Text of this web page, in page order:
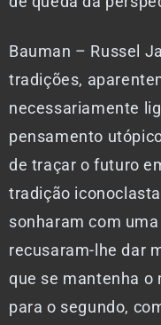
Bauman – Russel
tradições,
necessariamente
pensamento
de traçar o futuro
tradição
sonharam com
recusaram-lhe dar
que se mantenha o
para o segundo,